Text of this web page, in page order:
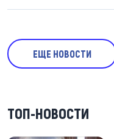
ЕЩЕ НОВОСТИ
ТОП-НОВОСТИ